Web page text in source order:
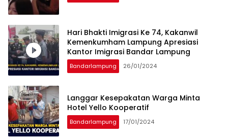
Hari Bhakti Imigrasi Ke 74, Kakanwil
Kemenkumham Lampung Apresiasi
Kantor Imigrasi Bandar Lampung
Bandarlampung 26/01/2024
Langgar Kesepakatan Warga Minta
Hotel Yello Kooperatif
Bandarlampung 17/01/2024